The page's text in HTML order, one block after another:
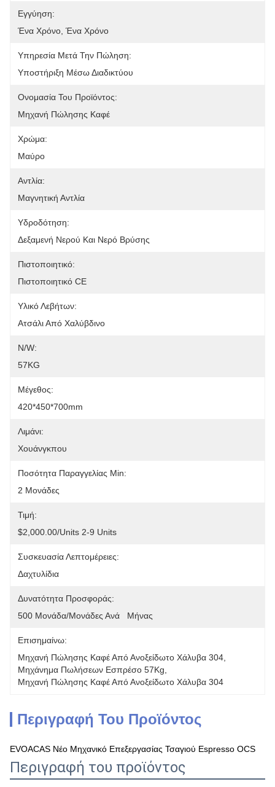
Εγγύηση:
Ένα Χρόνο, Ένα Χρόνο
Υπηρεσία Μετά Την Πώληση:
Υποστήριξη Μέσω Διαδικτύου
Ονομασία Του Προϊόντος:
Μηχανή Πώλησης Καφέ
Χρώμα:
Μαύρο
Αντλία:
Μαγνητική Αντλία
Υδροδότηση:
Δεξαμενή Νερού Και Νερό Βρύσης
Πιστοποιητικό:
Πιστοποιητικό CE
Υλικό Λεβήτων:
Ατσάλι Από Χαλύβδινο
N/W:
57KG
Μέγεθος:
420*450*700mm
Λιμάνι:
Χουάνγκπου
Ποσότητα Παραγγελίας Min:
2 Μονάδες
Τιμή:
$2,000.00/units 2-9 Units
Συσκευασία Λεπτομέρειες:
Δαχτυλίδια
Δυνατότητα Προσφοράς:
500 Μονάδα/μονάδες Ανά   Μήνας
Επισημαίνω:
Μηχανή Πώλησης Καφέ Από Ανοξείδωτο Χάλυβα 304
Μηχάνημα Πωλήσεων Εσπρέσο 57Kg
Μηχανή Πώλησης Καφέ Από Ανοξείδωτο Χάλυβα 304
Περιγραφή Του Προϊόντος
EVOACAS Νέο Μηχανικό Επεξεργασίας Τσαγιού Espresso OCS
Περιγραφή του προϊόντος